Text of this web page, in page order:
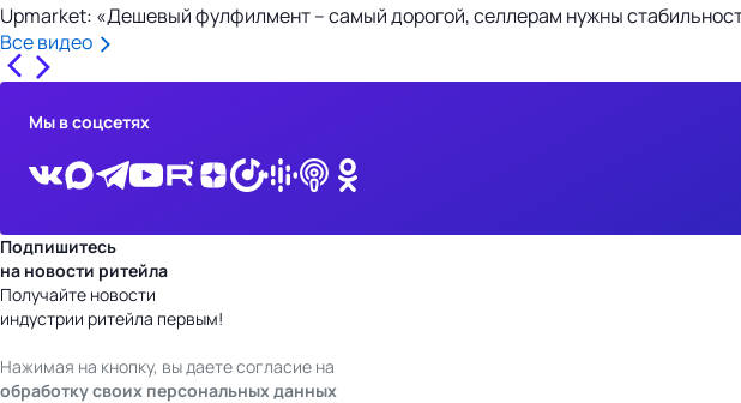
Upmarket: «Дешевый фулфилмент – самый дорогой, селлерам нужны
Все видео
Мы в соцсетях
Подпишитесь
на новости ритейла
Получайте новости
индустрии ритейла первым!
Нажимая на кнопку, вы даете согласие на
обработку своих персональных данных